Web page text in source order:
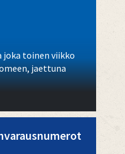
joka toinen viikko
jaettuna